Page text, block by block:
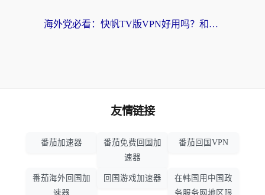
海外党必看：快帆TV版VPN好用吗？和hi龟龟VPN对比哪个回国效果更好？附免费加速器选择指南
友情链接
番茄加速器
番茄免费回国加
速器
番茄回国VPN
番茄海外回国加
速器
回国游戏加速器
在韩国用中国政
务服务网地区限